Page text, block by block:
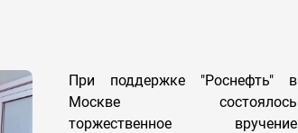
При поддержке "Роснефть" в
Москве состоялось
торжественное вручение